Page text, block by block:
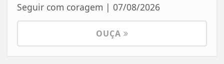
Seguir com coragem | 07/08/2026
OUÇA